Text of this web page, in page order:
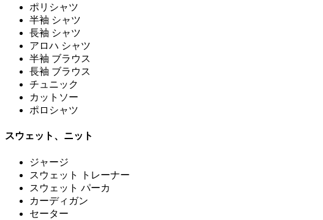
ポリシャツ
半袖 シャツ
長袖 シャツ
アロハ シャツ
半袖 ブラウス
長袖 ブラウス
チュニック
カットソー
ポロシャツ
スウェット、ニット
ジャージ
スウェット トレーナー
スウェット パーカ
カーディガン
セーター